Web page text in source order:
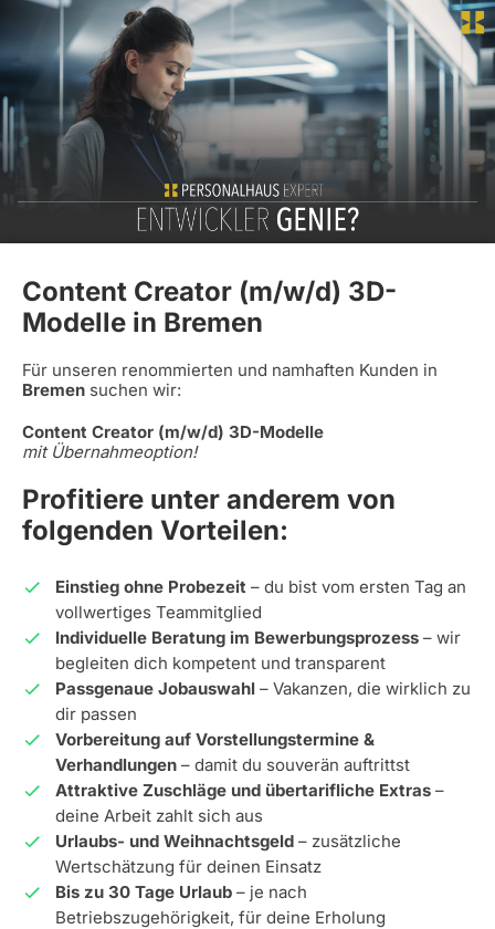
Content Creator (m/w/d) 3D-
Modelle in Bremen
Für unseren renommierten und namhaften Kunden in
Bremen suchen wir:
Content Creator (m/w/d) 3D-Modelle
mit Übernahmeoption!
Profitiere unter anderem von
folgenden Vorteilen:
Einstieg ohne Probezeit – du bist vom ersten Tag an
vollwertiges Teammitglied
Individuelle Beratung im Bewerbungsprozess – wir
begleiten dich kompetent und transparent
Passgenaue Jobauswahl – Vakanzen, die wirklich zu
dir passen
Vorbereitung auf Vorstellungstermine &
Verhandlungen – damit du souverän auftrittst
Attraktive Zuschläge und übertarifliche Extras –
deine Arbeit zahlt sich aus
Urlaubs- und Weihnachtsgeld – zusätzliche
Wertschätzung für deinen Einsatz
Bis zu 30 Tage Urlaub – je nach
Betriebszugehörigkeit, für deine Erholung